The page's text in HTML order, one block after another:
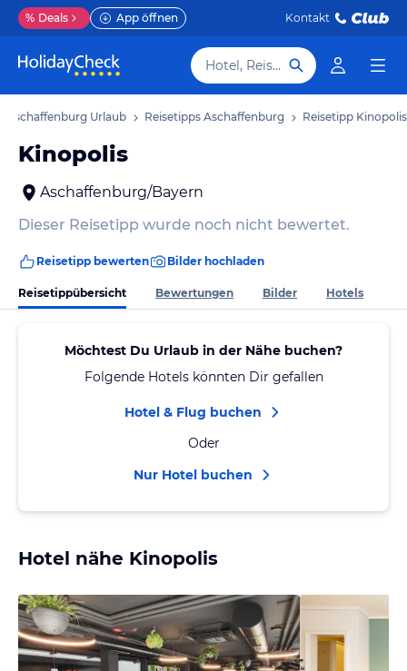
% Deals App öffnen Kontakt
Hotel, Reiseziel
Aschaffenburg Urlaub Reisetipps Aschaffenburg Reisetipp Kinopolis
Kinopolis
Aschaffenburg/Bayern
Dieser Reisetipp wurde noch nicht bewertet.
Reisetipp bewerten Bilder hochladen
Reisetippübersicht Bewertungen Bilder Hotels
Möchtest Du Urlaub in der Nähe buchen?
Folgende Hotels könnten Dir gefallen
Hotel & Flug buchen
Oder
Nur Hotel buchen
Hotel nähe Kinopolis